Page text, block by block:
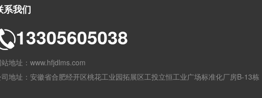
系我们
13305605038
站地址：www.hfjdlms.com
地址：安徽省合肥经开区桃花工业园拓展区工投立恒工业广场标准化厂房B-13栋